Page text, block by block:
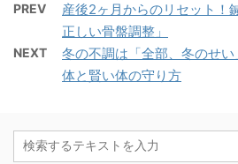
PREV
産後2ヶ月からのリセット！
正しい骨盤調整」
NEXT
冬の不調は「全部、冬のせ
体と賢い体の守り方